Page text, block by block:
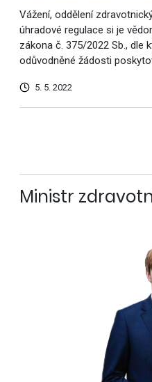
Vážení, oddělení
úhradové regulace si je
zákona č. 375/2022 Sb., dle
odůvodněné žádosti
5. 5. 2022
Ministr